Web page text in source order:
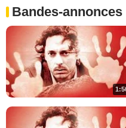
Bandes-annonces